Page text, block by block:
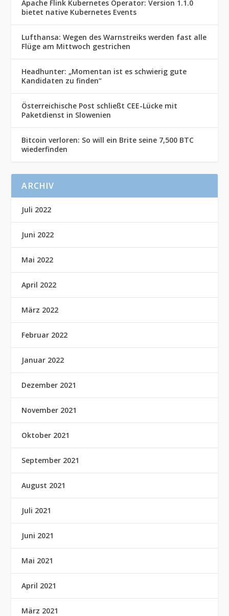
Apache Flink Kubernetes Operator: Version 1.1.0
bietet native Kubernetes Events
Lufthansa: Wegen des Warnstreiks werden fast alle
Flüge am Mittwoch gestrichen
Headhunter: „Momentan ist es schwierig gute
Kandidaten zu finden“
Österreichische Post schließt CEE-Lücke mit
Paketdienst in Slowenien
Bitcoin verloren: So will ein Brite seine 7,500 BTC
wiederfinden
ARCHIV
Juli 2022
Juni 2022
Mai 2022
April 2022
März 2022
Februar 2022
Januar 2022
Dezember 2021
November 2021
Oktober 2021
September 2021
August 2021
Juli 2021
Juni 2021
Mai 2021
April 2021
März 2021